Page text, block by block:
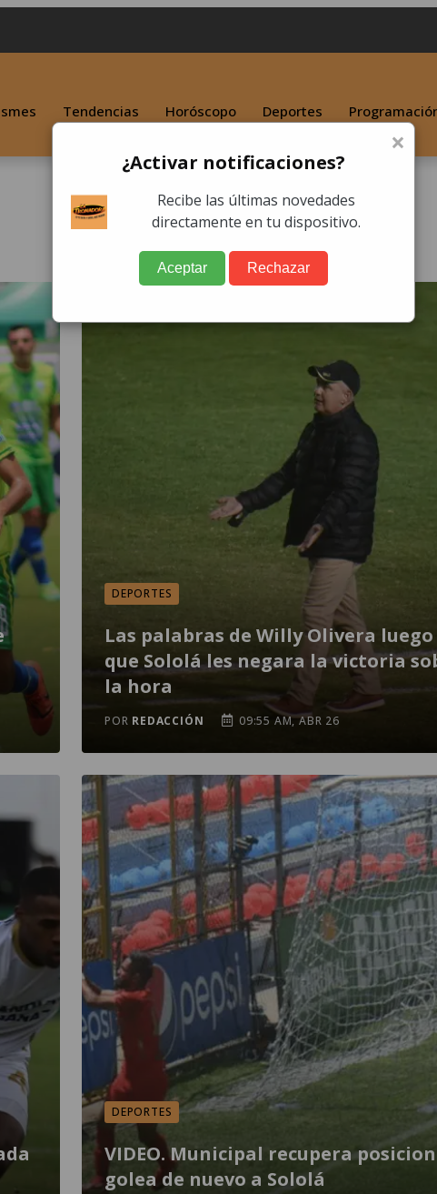
Tendencias Horóscopo Deportes
DEPORTES
Las palabras de Willy Olivera luego
que Sololá les negara la victoria
la hora
POR REDACCIÓN 09:55 AM, ABR 26
DEPORTES
VIDEO. Municipal recupera
golea de nuevo a Sololá
×
¿Activar notificaciones?
Recibe las últimas novedades
directamente en tu dispositivo.
Aceptar Rechazar